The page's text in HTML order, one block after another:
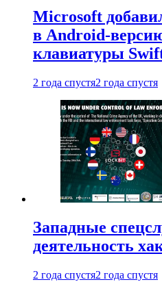
Microsoft
в Android-
клавиатуры
2 года спустя2 года спустя
Западные
деятельность
2 года спустя2 года спустя